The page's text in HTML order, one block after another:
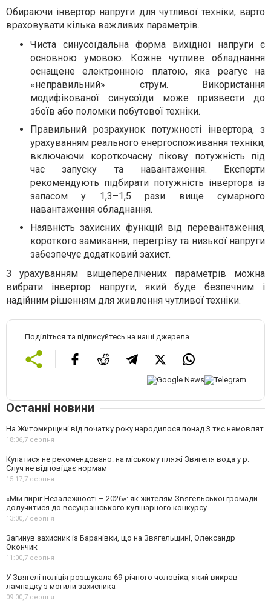
Обираючи інвертор напруги для чутливої техніки, варто
враховувати кілька важливих параметрів.
Чиста синусоїдальна форма вихідної напруги є
основною умовою. Кожне чутливе обладнання
оснащене електронною платою, яка реагує на
«неправильний» струм. Використання
модифікованої синусоїди може призвести до
збоїв або поломки побутової техніки.
Правильний розрахунок потужності інвертора, з
урахуванням реального енергоспоживання техніки,
включаючи короткочасну пікову потужність під
час запуску та навантаження. Експерти
рекомендують підбирати потужність інвертора із
запасом у 1,3–1,5 рази вище сумарного
навантаження обладнання.
Наявність захисних функцій від перевантаження,
короткого замикання, перегріву та низької напруги
забезпечує додатковий захист.
З урахуванням вищеперелічених параметрів можна
вибрати інвертор напруги, який буде безпечним і
надійним рішенням для живлення чутливої техніки.
Поділіться та підписуйтесь на наші джерела
Останні новини
На Житомирщині від початку року народилося понад 3 тис немовлят
18:06,7 серпня
Купатися не рекомендовано: на міському пляжі Звягеля вода у р.
Случ не відповідає нормам
15:17,7 серпня
«Мій пиріг Незалежності – 2026»: як жителям Звягельської громади
долучитися до всеукраїнського кулінарного конкурсу
13:00,7 серпня
Загинув захисник із Баранівки, що на Звягельщині, Олександр
Окончик
11:00,7 серпня
У Звягелі поліція розшукала 69-річного чоловіка, який викрав
лампадку з могили захисника
09:00,7 серпня